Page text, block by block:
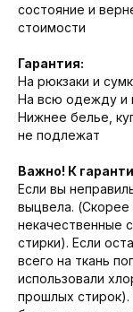
состояние и
стоимости
Гарантия:
На рюкзаки и
На всю одежду и
Нижнее белье,
не подлежат
Важно! К
Если вы
выцвела. (Скорее
некачественные
стирки). Если
всего на ткань
использовали
прошлых стирок).